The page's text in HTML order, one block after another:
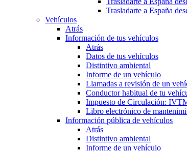
Trasladarte a España
Vehículos
Atrás
Información de tus vehículos
Atrás
Datos de tus vehículos
Distintivo ambiental
Informe de un vehículo
Llamadas a revisión de un
Conductor habitual de tu
Impuesto de Circulación:
Libro electrónico de
Información pública de vehículos
Atrás
Distintivo ambiental
Informe de un vehículo